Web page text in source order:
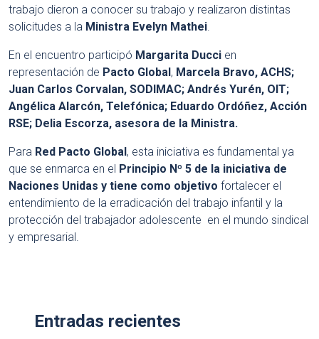
trabajo dieron a conocer su trabajo y realizaron distintas
solicitudes a la Ministra Evelyn Mathei.
En el encuentro participó Margarita Ducci en
representación de Pacto Global, Marcela Bravo, ACHS;
Juan Carlos Corvalan, SODIMAC; Andrés Yurén, OIT;
Angélica Alarcón, Telefónica; Eduardo Ordóñez, Acción
RSE; Delia Escorza, asesora de la Ministra.
Para Red Pacto Global, esta iniciativa es fundamental ya
que se enmarca en el Principio Nº 5 de la iniciativa de
Naciones Unidas y tiene como objetivo fortalecer el
entendimiento de la erradicación del trabajo infantil y la
protección del trabajador adolescente en el mundo sindical
y empresarial.
Entradas recientes